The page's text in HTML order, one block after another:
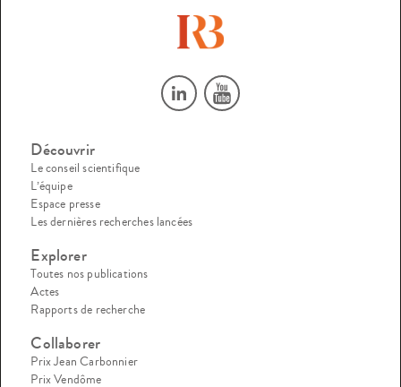
Découvrir
Le conseil scientifique
L’équipe
Espace presse
Les dernières recherches lancées
Explorer
Toutes nos publications
Actes
Rapports de recherche
Collaborer
Prix Jean Carbonnier
Prix Vendôme